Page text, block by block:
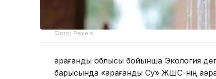
Фото: Pexels
Қарағанды облысы бойынша Экология
барысында «Қарағанды Су» ЖШС-нің